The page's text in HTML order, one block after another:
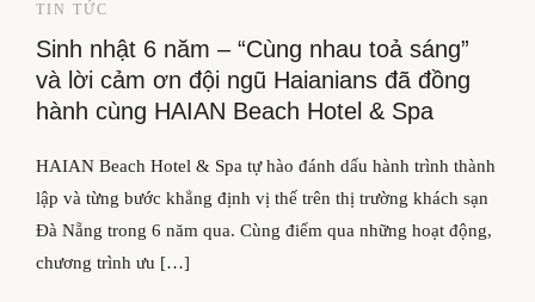
TIN TỨC
Sinh nhật 6 năm – “Cùng nhau toả sáng”
và lời cảm ơn đội ngũ Haianians đã đồng
hành cùng HAIAN Beach Hotel & Spa
HAIAN Beach Hotel & Spa tự hào đánh dấu hành trình thành
lập và từng bước khẳng định vị thế trên thị trường khách sạn
Đà Nẵng trong 6 năm qua. Cùng điểm qua những hoạt động,
chương trình ưu […]